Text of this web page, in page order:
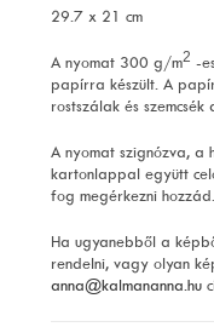
29.7 x 21 cm
A nyomat 300 g/m2 -
papírra készült. A
rostszálak és szemcsék
A nyomat szignózva, a
kartonlappal együtt
fog megérkezni hozzád.
Ha ugyanebből a
rendelni, vagy olyan
anna@kalmananna.hu